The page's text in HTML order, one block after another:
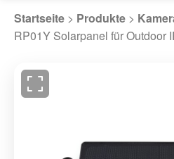
Startseite > Produkte >
RP01Y Solarpanel für Outdoor